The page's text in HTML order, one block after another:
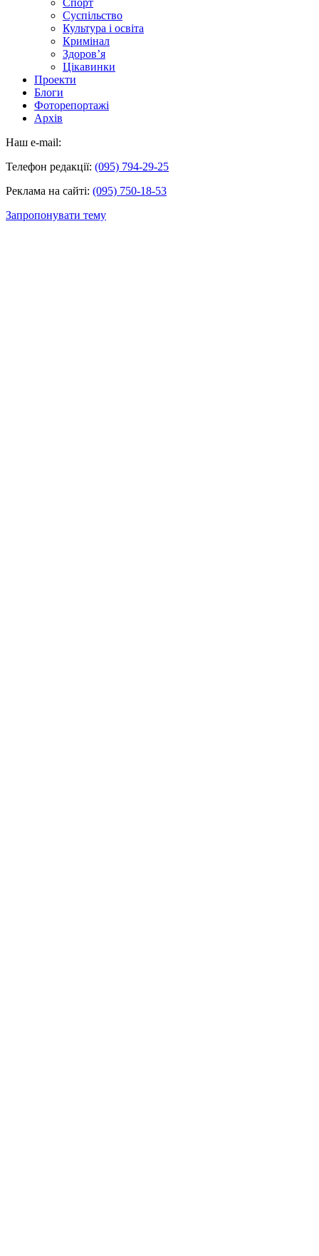
Суспільство
Культура і освіта
Кримінал
Здоров’я
Цікавинки
Проекти
Блоги
Фоторепортажі
Архів
Наш e-mail:
Телефон редакції: (095) 794-29-25
Реклама на сайті: (095) 750-18-53
Запропонувати тему